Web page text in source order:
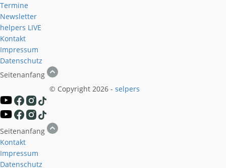
Termine
Newsletter
helpers LIVE
Kontakt
Impressum
Datenschutz
Seitenanfang
© Copyright 2026 - selpers
Seitenanfang
Kontakt
Impressum
Datenschutz